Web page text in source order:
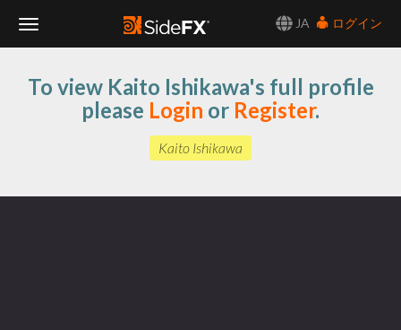
JA
ログイン
Navigation
To view Kaito Ishikawa's full profile
please Login or Register.
Kaito Ishikawa